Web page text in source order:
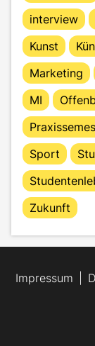
interview
Kunst
Marketing
MI
Sport
Zukunft
Impressum